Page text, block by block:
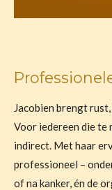
Jacobien brengt
Voor iedereen die te
indirect. Met haar
professioneel –
of na kanker, én de